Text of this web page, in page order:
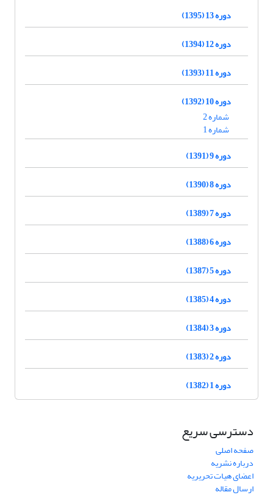
دوره 13 (1395)
دوره 12 (1394)
دوره 11 (1393)
دوره 10 (1392)
شماره 2
شماره 1
دوره 9 (1391)
دوره 8 (1390)
دوره 7 (1389)
دوره 6 (1388)
دوره 5 (1387)
دوره 4 (1385)
دوره 3 (1384)
دوره 2 (1383)
دوره 1 (1382)
دسترسی سریع
صفحه اصلی
درباره نشریه
اعضای هیات تحریریه
ارسال مقاله